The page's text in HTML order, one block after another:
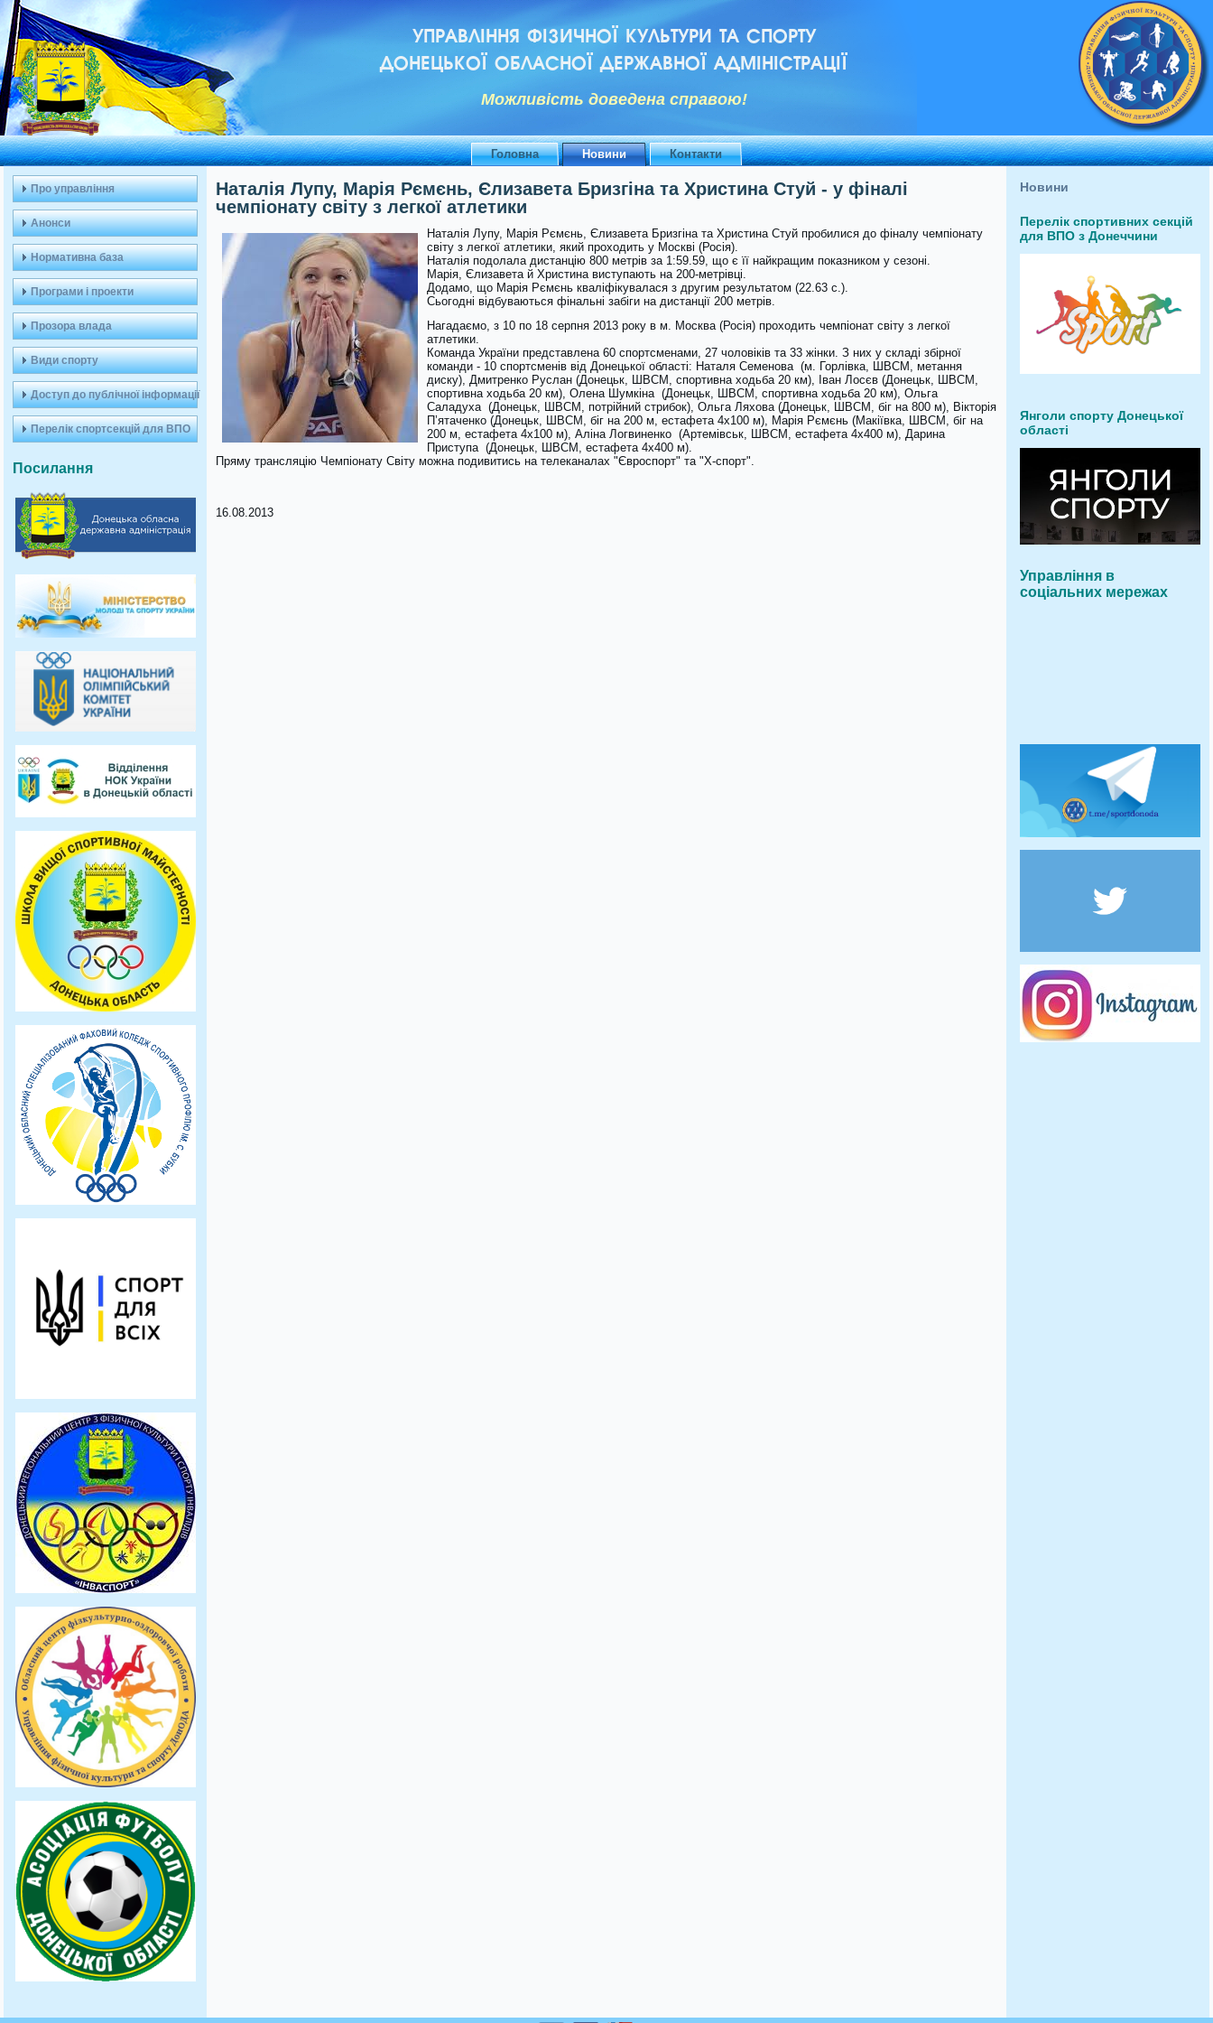
УПРАВЛІННЯ ФІЗИЧНОЇ КУЛЬТУРИ ТА СПОРТУ
ДОНЕЦЬКОЇ ОБЛАСНОЇ ДЕРЖАВНОЇ АДМІНІСТРАЦІЇ
Можливiсть доведена справою!
Головна Новини Контакти
Про управління
Анонси
Нормативна база
Програми і проекти
Прозора влада
Види спорту
Доступ до публічної інформації
Перелік спортсекцій для ВПО
Посилання
Наталія Лупу, Марія Рємєнь, Єлизавета Бризгіна та Христина Стуй - у фіналі
чемпіонату світу з легкої атлетики
Наталія Лупу, Марія Рємєнь, Єлизавета Бризгіна та Христина Стуй пробилися до фіналу чемпіонату
світу з легкої атлетики, який проходить у Москві (Росія).
Наталія подолала дистанцію 800 метрів за 1:59.59, що є її найкращим показником у сезоні.
Марія, Єлизавета й Христина виступають на 200-метрівці.
Додамо, що Марія Рємєнь кваліфікувалася з другим результатом (22.63 с.).
Сьогодні відбуваються фінальні забіги на дистанції 200 метрів.
Нагадаємо, з 10 по 18 серпня 2013 року в м. Москва (Росія) проходить чемпіонат світу з легкої
атлетики.
Команда України представлена 60 спортсменами, 27 чоловіків та 33 жінки. З них у складі збірної
команди - 10 спортсменів від Донецької області: Наталя Семенова (м. Горлівка, ШВСМ, метання
диску), Дмитренко Руслан (Донецьк, ШВСМ, спортивна ходьба 20 км), Іван Лосєв (Донецьк, ШВСМ,
спортивна ходьба 20 км), Олена Шумкіна (Донецьк, ШВСМ, спортивна ходьба 20 км), Ольга
Саладуха (Донецьк, ШВСМ, потрійний стрибок), Ольга Ляхова (Донецьк, ШВСМ, біг на 800 м), Вікторія
П’ятаченко (Донецьк, ШВСМ, біг на 200 м, естафета 4х100 м), Марія Рємєнь (Макіївка, ШВСМ, біг на
200 м, естафета 4х100 м), Аліна Логвиненко (Артемівськ, ШВСМ, естафета 4х400 м), Дарина
Приступа (Донецьк, ШВСМ, естафета 4х400 м).
Пряму трансляцію Чемпіонату Світу можна подивитись на телеканалах "Євроспорт" та "Х-спорт".
16.08.2013
Новини
Перелік спортивних секцій
для ВПО з Донеччини
Янголи спорту Донецької
області
Управління в
соціальних мережах